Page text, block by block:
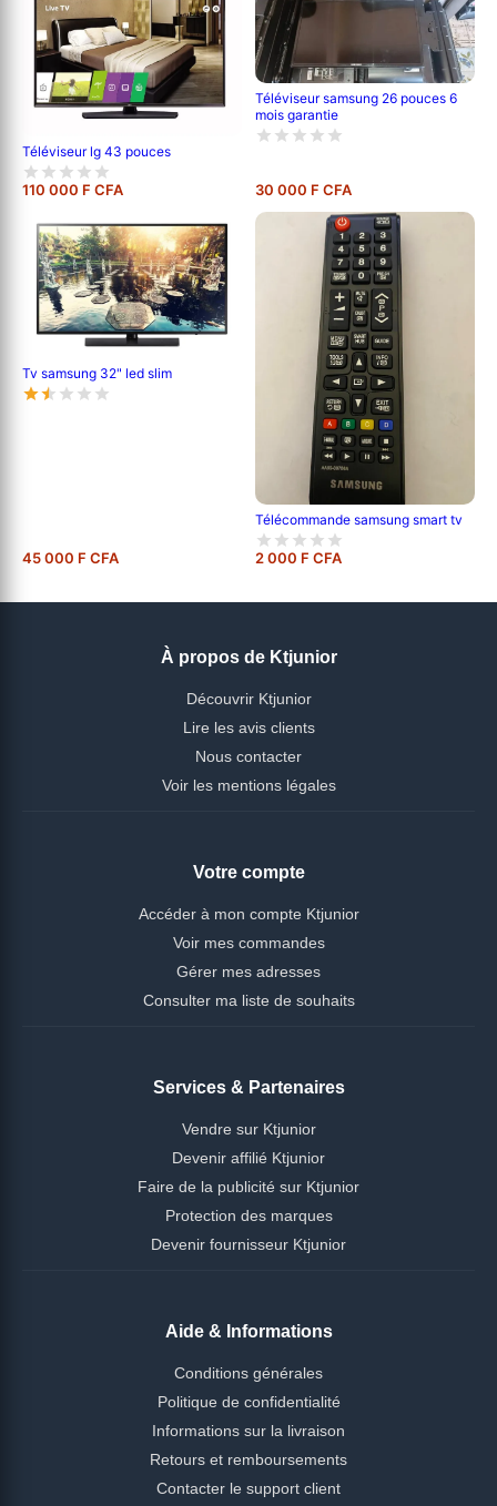
Téléviseur lg 43 pouces
110 000 F CFA
Téléviseur samsung 26 pouces 6
mois garantie
30 000 F CFA
Tv samsung 32" led slim
45 000 F CFA
Télécommande samsung smart tv
2 000 F CFA
À propos de Ktjunior
Découvrir Ktjunior
Lire les avis clients
Nous contacter
Voir les mentions légales
Votre compte
Accéder à mon compte Ktjunior
Voir mes commandes
Gérer mes adresses
Consulter ma liste de souhaits
Services & Partenaires
Vendre sur Ktjunior
Devenir affilié Ktjunior
Faire de la publicité sur Ktjunior
Protection des marques
Devenir fournisseur Ktjunior
Aide & Informations
Conditions générales
Politique de confidentialité
Informations sur la livraison
Retours et remboursements
Contacter le support client